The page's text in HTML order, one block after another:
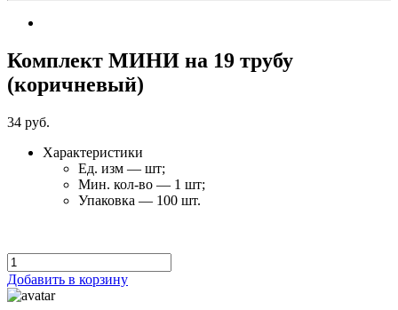
Комплект МИНИ на 19 трубу
(коричневый)
34 руб.
Характеристики
Ед. изм — шт;
Мин. кол-во — 1 шт;
Упаковка — 100 шт.
Добавить в корзину